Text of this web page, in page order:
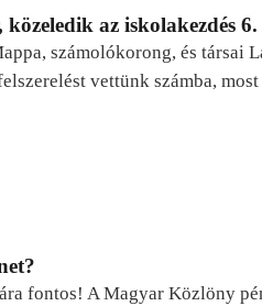
az iskolakezdés 6.
számolókorong, és társai
vettünk számba,
fontos! A Magyar Közlöny